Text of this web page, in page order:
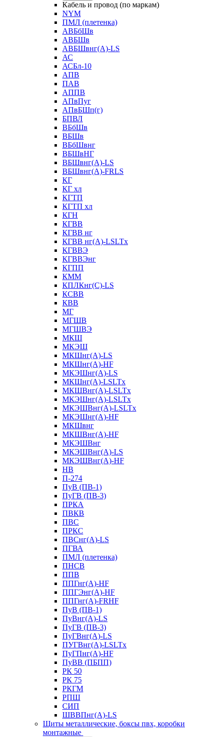
Кабель и провод (по маркам)
NYM
ПМЛ (плетенка)
АВБбШв
АВБШв
АВБШвнг(А)-LS
АС
АСБл-10
АПВ
ПАВ
АППВ
АПвПуг
АПвБШп(г)
БПВЛ
ВБбШв
ВБШв
ВБбШвнг
ВБШвНГ
ВБШвнг(А)-LS
ВБШвнг(А)-FRLS
КГ
КГ хл
КГТП
КГТП хл
КГН
КГВВ
КГВВ нг
КГВВ нг(А)-LSLTx
КГВВЭ
КГВВЭнг
КГПП
КММ
КПЛКнг(C)-LS
КСВВ
КВВ
МГ
МГШВ
МГШВЭ
МКШ
МКЭШ
МКШнг(А)-LS
МКШнг(А)-HF
МКЭШнг(А)-LS
МКШнг(А)-LSLTx
МКШВнг(A)-LSLTx
МКЭШнг(А)-LSLTx
МКЭШВнг(A)-LSLTx
МКЭШнг(А)-HF
МКШвнг
МКШВнг(А)-HF
МКЭШВнг
МКЭШВнг(А)-LS
МКЭШВнг(А)-HF
НВ
П-274
ПуВ (ПВ-1)
ПуГВ (ПВ-3)
ПРКА
ПВКВ
ПВС
ПРКС
ПВСнг(А)-LS
ПГВА
ПМЛ (плетенка)
ПНСВ
ППВ
ППГнг(А)-HF
ППГЭнг(А)-HF
ППГнг(А)-FRHF
ПуВ (ПВ-1)
ПуВнг(А)-LS
ПуГВ (ПВ-3)
ПуГВнг(А)-LS
ПУГВнг(А)-LSLTx
ПуГПнг(А)-HF
ПуВВ (ПБПП)
РК 50
РК 75
РКГМ
РПШ
СИП
ШВВПнг(А)-LS
Щиты металлические, боксы пвх, коробки
монтажные